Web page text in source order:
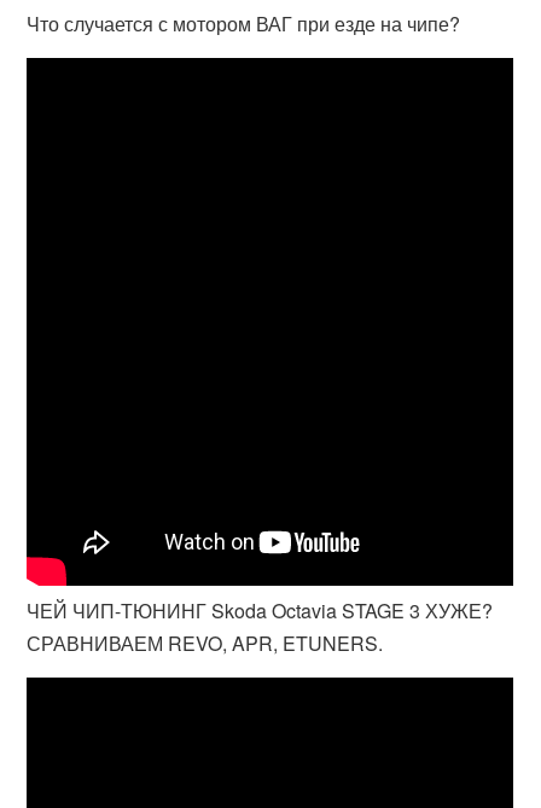
Что случается с мотором ВАГ при езде на чипе?
ЧЕЙ ЧИП-ТЮНИНГ Skoda Octavia STAGE 3 ХУЖЕ?
СРАВНИВАЕМ REVO, APR, ETUNERS.